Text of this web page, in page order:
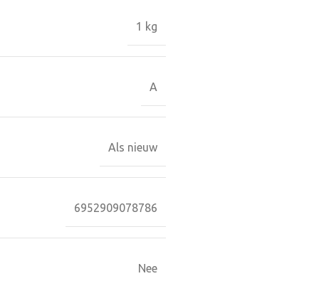
1 kg
A
Als nieuw
6952909078786
Nee